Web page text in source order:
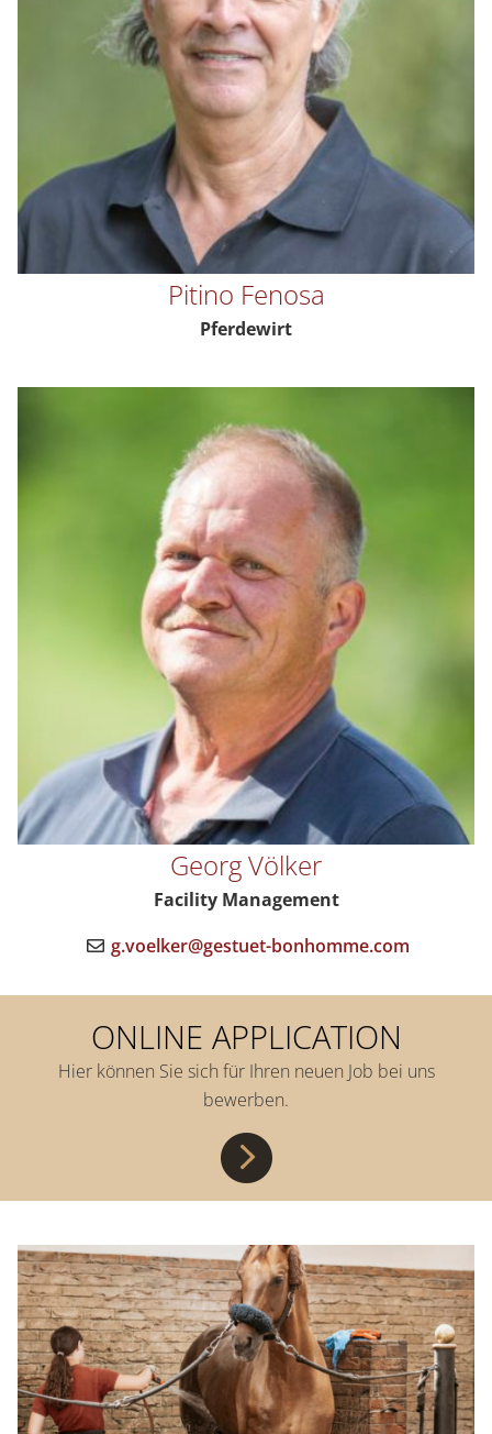
Pitino Fenosa
Pferdewirt
Georg Völker
Facility Management
g.voelker@gestuet-bonhomme.com
ONLINE APPLICATION
Hier können Sie sich für Ihren neuen Job bei uns
bewerben.